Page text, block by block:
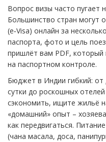
Вопрос визы часто пугает
Большинство стран могут
(e‑Visa) онлайн за
паспорта, фото и цель
пришлёт вам PDF, который
на паспортном контроле.
Бюджет в Индии гибкий: от
сутки до роскошных
сэкономить, ищите жильё
«домашний» опыт –
как передвигаться.
(чана масала, доса,